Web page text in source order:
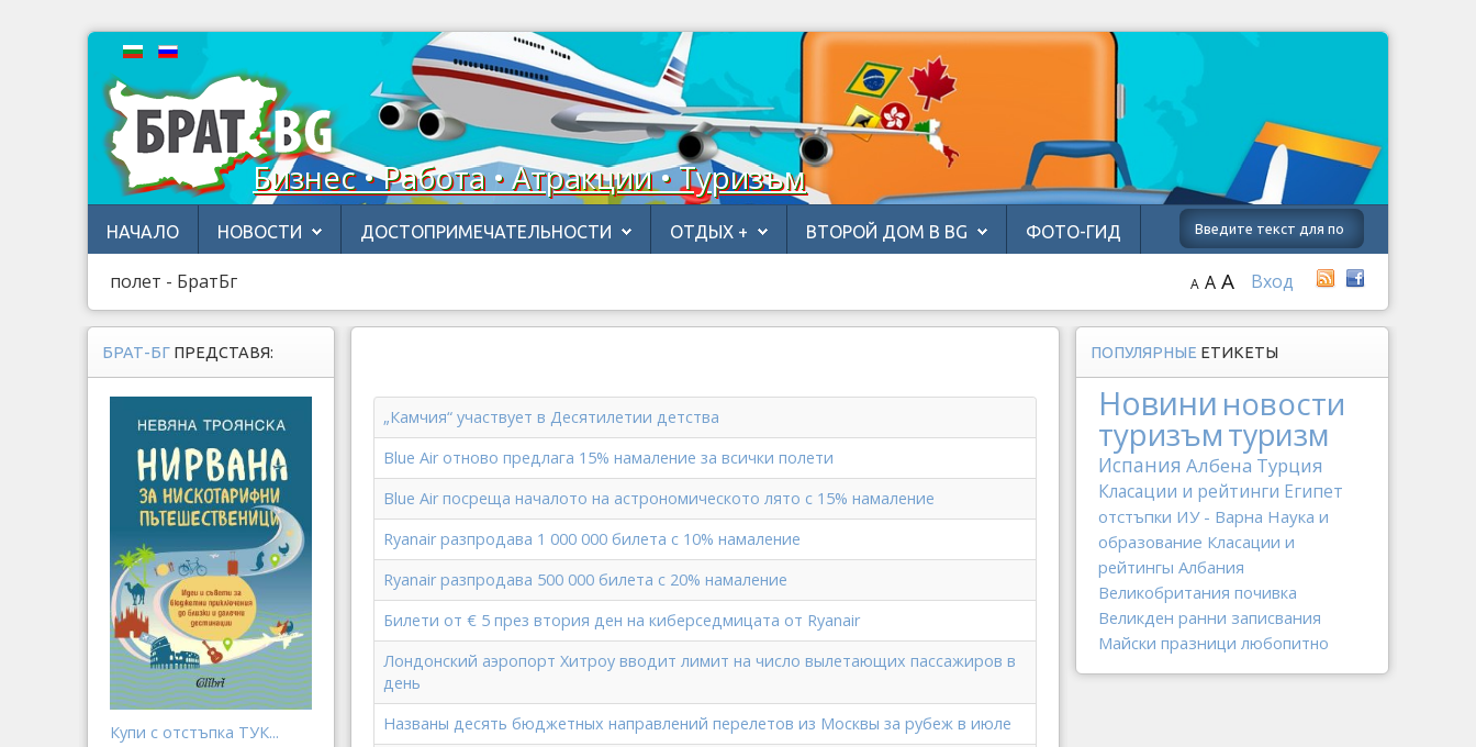
Бизнес • Работа • Атракции • Туризъм
НАЧАЛО НОВОСТИ ДОСТОПРИМЕЧАТЕЛЬНОСТИ ОТДЫХ + ВТОРОЙ ДОМ В BG ФОТО-ГИД
полет - БратБг Вход
A A A
„Камчия“ участвует в Десятилетии детства
Blue Air отново предлага 15% намаление за всички полети
Blue Air посреща началото на астрономическото лято с 15% намаление
Ryanair разпродава 1 000 000 билета с 10% намаление
Ryanair разпродава 500 000 билета с 20% намаление
Билети от € 5 през втория ден на киберседмицата от Ryanair
Лондонский аэропорт Хитроу вводит лимит на число вылетающих пассажиров в
день
Названы десять бюджетных направлений перелетов из Москвы за рубеж в июле
БРАТ-БГ ПРЕДСТАВЯ:
Купи с отстъпка ТУК...
ПОПУЛЯРНЫЕ ЕТИКЕТЫ
Новини новости
туризъмтуризм
Испания Албена Турция
Класации и рейтинги Египет
отстъпки ИУ - Варна Наука и
образование Класации и
рейтингы Албания
Великобритания почивка
Великден ранни записвания
Майски празници любопитно